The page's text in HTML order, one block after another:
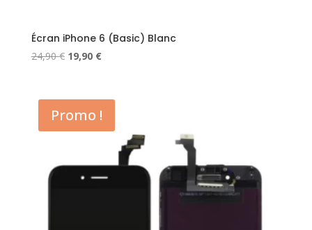
Écran iPhone 6 (Basic) Blanc
24,90€ Le
était :
24,90 €.
19,90 €Le
est :
19,90 €.
Promo !